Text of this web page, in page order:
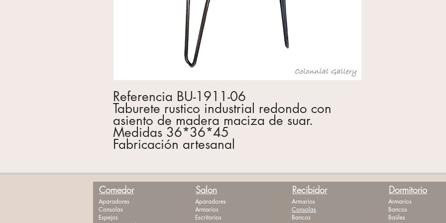
Referencia BU-1911-06
Taburete rustico industrial redondo con
asiento de madera maciza de suar.
Medidas 36*36*45
Fabricación artesanal
Comedor
Aparadores
Consolas
Espejos
Salon
Aparadores
Armarios
Escritorios
Recibidor
Armarios
Consolas
Bancos
Dormitorio
Armarios
Bancos
Baúles